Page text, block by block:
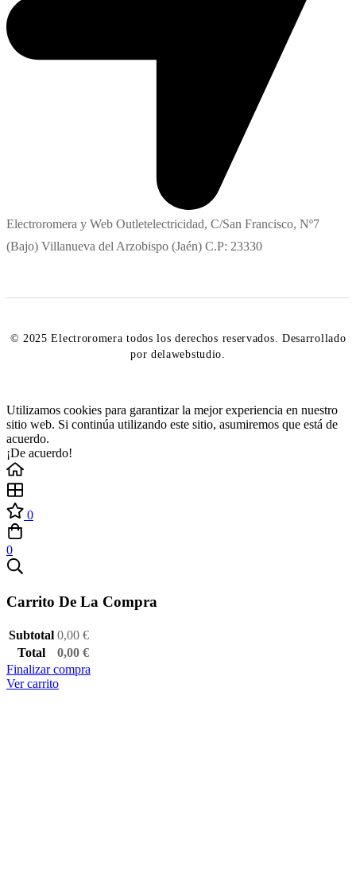
Electroromera y Web Outletelectricidad, C/San Francisco, Nº7
(Bajo) Villanueva del Arzobispo (Jaén) C.P: 23330
© 2025 Electroromera todos los derechos reservados. Desarrollado
por delawebstudio.
Utilizamos cookies para garantizar la mejor experiencia en nuestro
sitio web. Si continúa utilizando este sitio, asumiremos que está de
acuerdo.
¡De acuerdo!
0
0
Carrito De La Compra
Subtotal 0,00 €
Total
0,00 €
Finalizar compra
Ver carrito